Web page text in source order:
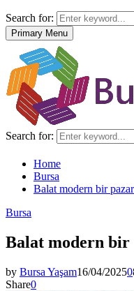
Search for:
Primary Menu
Search for:
Home
Bursa
Balat modern bir
Bursa
Balat modern bir
by Bursa Yaşam16/04/20250
Share0